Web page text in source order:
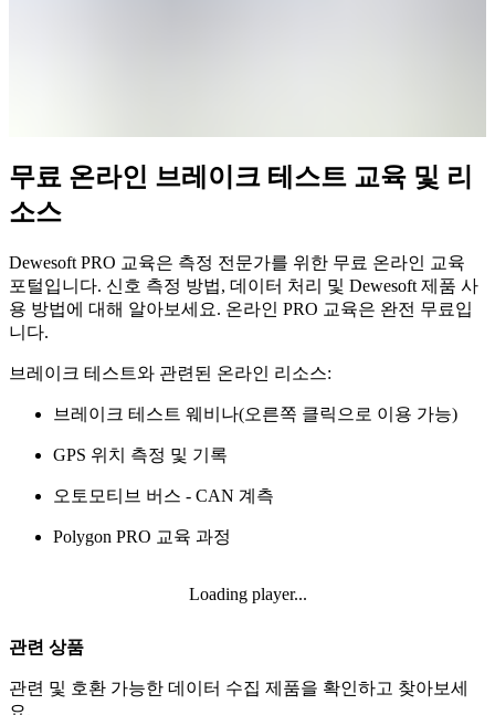
무료 온라인 브레이크 테스트 교육 및 리
소스
Dewesoft PRO 교육은 측정 전문가를 위한 무료 온라인 교육
포털입니다. 신호 측정 방법, 데이터 처리 및 Dewesoft 제품 사
용 방법에 대해 알아보세요. 온라인 PRO 교육은 완전 무료입
니다.
브레이크 테스트와 관련된 온라인 리소스:
브레이크 테스트 웨비나(오른쪽 클릭으로 이용 가능)
GPS 위치 측정 및 기록
오토모티브 버스 - CAN 계측
Polygon PRO 교육 과정
Loading player...
관련 상품
관련 및 호환 가능한 데이터 수집 제품을 확인하고 찾아보세
요.